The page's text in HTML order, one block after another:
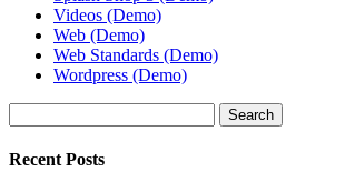
Videos (Demo)
Web (Demo)
Web Standards (Demo)
Wordpress (Demo)
Search
Recent Posts